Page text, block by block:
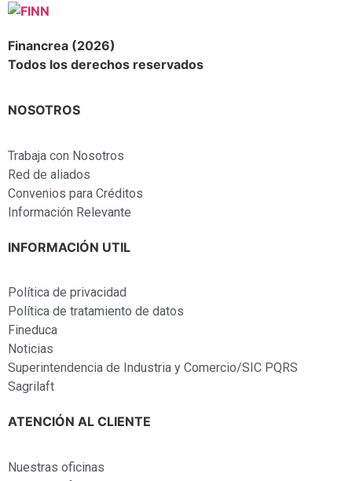
Financrea (2026)
Todos los derechos reservados
NOSOTROS
Trabaja con Nosotros
Red de aliados
Convenios para Créditos
Información Relevante
INFORMACIÓN UTIL
Política de privacidad
Política de tratamiento de datos
Fineduca
Noticias
Superintendencia de Industria y Comercio/SIC PQRS
Sagrilaft
ATENCIÓN AL CLIENTE
Nuestras oficinas